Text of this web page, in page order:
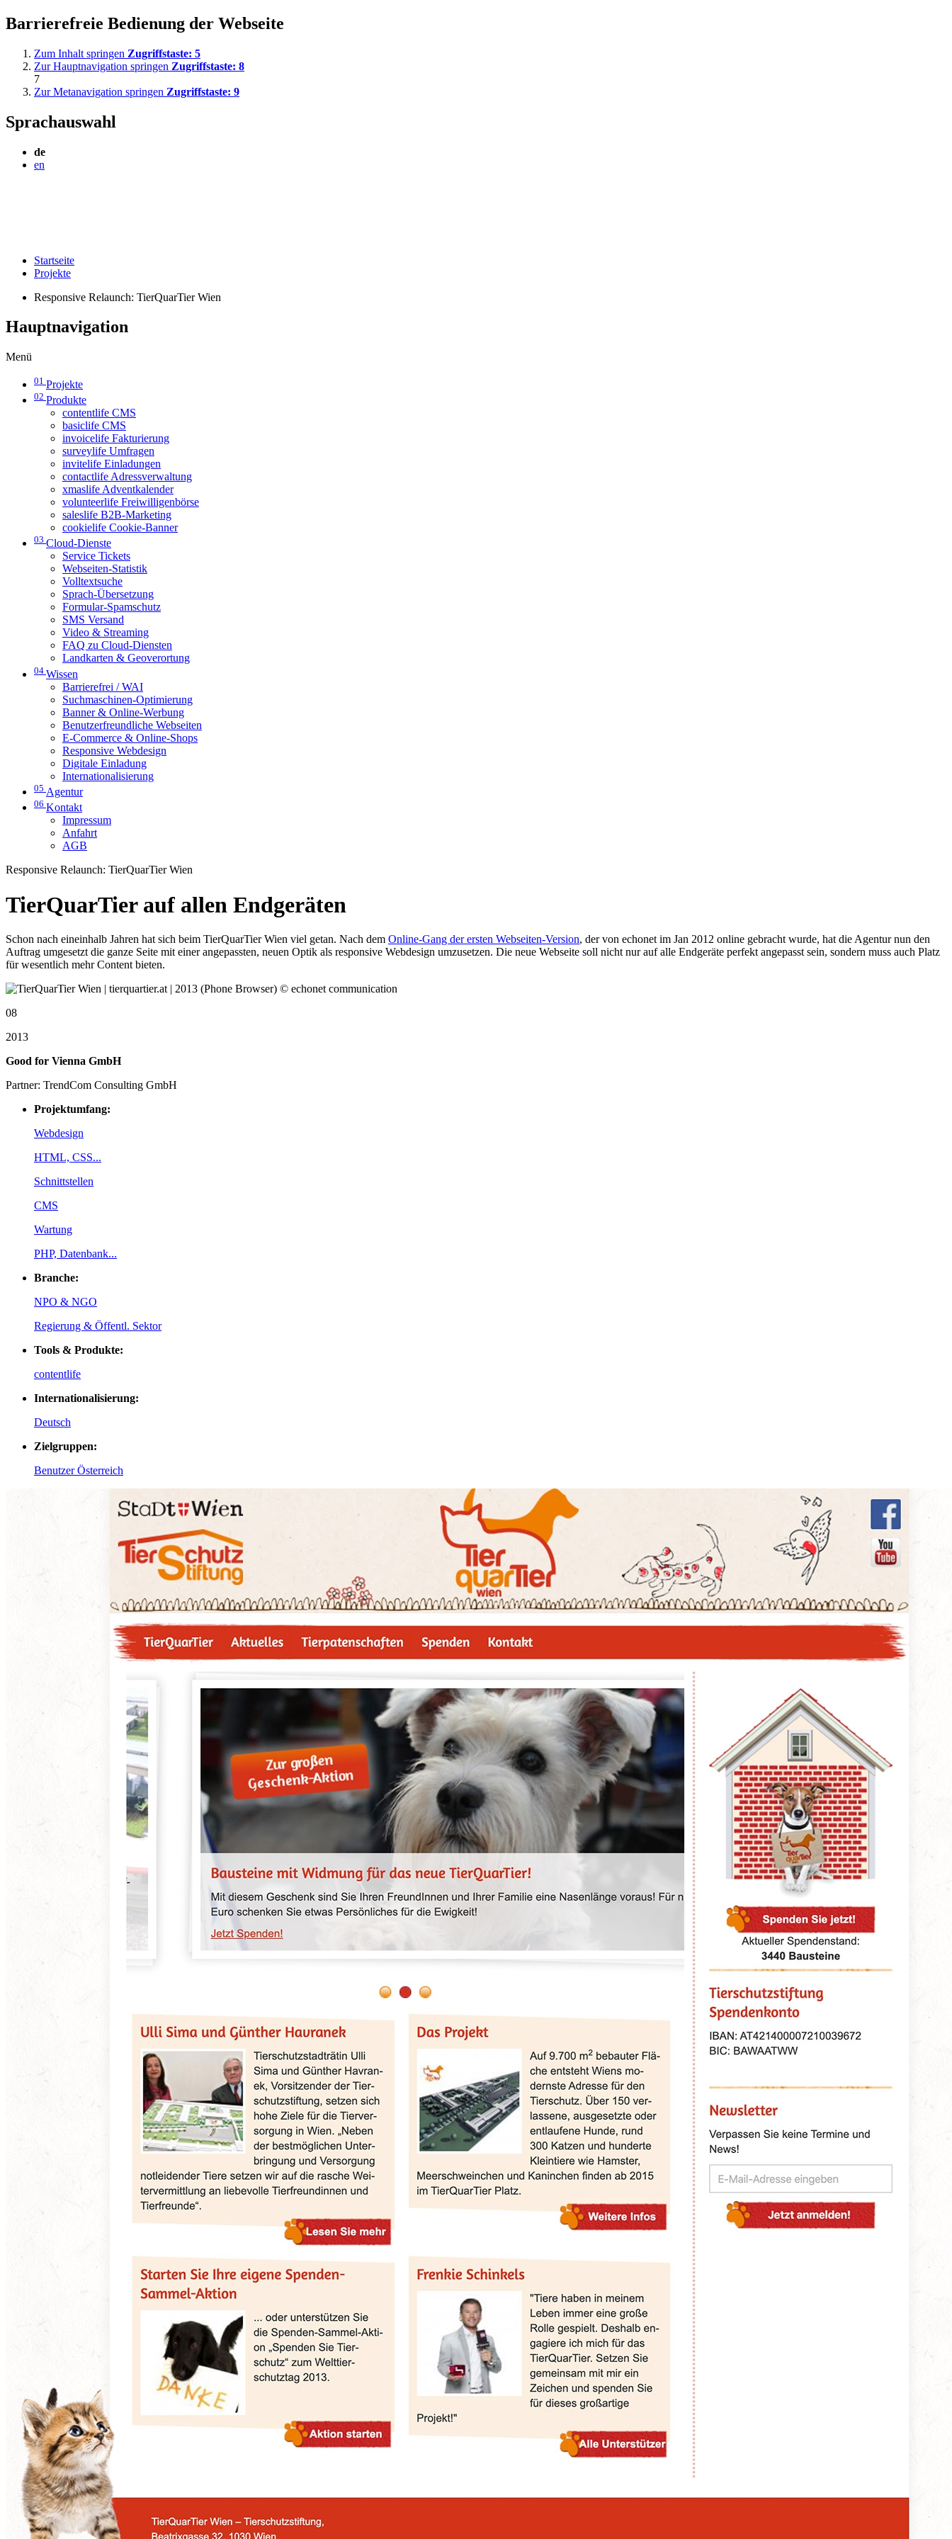
Barrierefreie Bedienung der Webseite
Zum Inhalt springen Zugriffstaste: 5
Zur Hauptnavigation springen Zugriffstaste: 8
7
Zur Metanavigation springen Zugriffstaste: 9
Sprachauswahl
de
en
Startseite
Projekte
Responsive Relaunch: TierQuarTier Wien
Hauptnavigation
Menü
01 Projekte
02 Produkte
contentlife CMS
basiclife CMS
invoicelife Fakturierung
surveylife Umfragen
invitelife Einladungen
contactlife Adressverwaltung
xmaslife Adventkalender
volunteerlife Freiwilligenbörse
saleslife B2B-Marketing
cookielife Cookie-Banner
03 Cloud-Dienste
Service Tickets
Webseiten-Statistik
Volltextsuche
Sprach-Übersetzung
Formular-Spamschutz
SMS Versand
Video & Streaming
FAQ zu Cloud-Diensten
Landkarten & Geoverortung
04 Wissen
Barrierefrei / WAI
Suchmaschinen-Optimierung
Banner & Online-Werbung
Benutzerfreundliche Webseiten
E-Commerce & Online-Shops
Responsive Webdesign
Digitale Einladung
Internationalisierung
05 Agentur
06 Kontakt
Impressum
Anfahrt
AGB
Responsive Relaunch: TierQuarTier Wien
TierQuarTier auf allen Endgeräten
Schon nach eineinhalb Jahren hat sich beim TierQuarTier Wien viel getan. Nach dem Online-Gang der ersten Webseiten-Version, der von echonet im Jan 2012 online gebracht wurde, hat die Agentur nun den
Auftrag umgesetzt die ganze Seite mit einer angepassten, neuen Optik als responsive Webdesign umzusetzen. Die neue Webseite soll nicht nur auf alle Endgeräte perfekt angepasst sein, sondern muss auch Platz
für wesentlich mehr Content bieten.
08
2013
Good for Vienna GmbH
Partner: TrendCom Consulting GmbH
Projektumfang:
Webdesign
HTML, CSS...
Schnittstellen
CMS
Wartung
PHP, Datenbank...
Branche:
NPO & NGO
Regierung & Öffentl. Sektor
Tools & Produkte:
contentlife
Internationalisierung:
Deutsch
Zielgruppen:
Benutzer Österreich